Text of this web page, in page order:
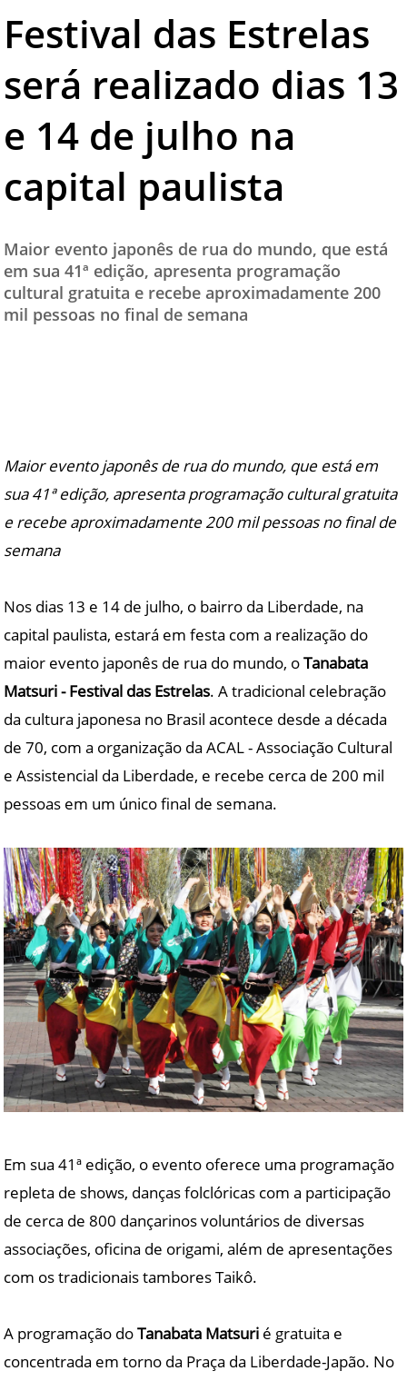
TESTADO E APROVADO
PARCEIROS
QUEM SOMOS - EQUIPE
CONTATO
Festival das Estrelas
será realizado dias 13
e 14 de julho na
capital paulista
Maior evento japonês de rua do mundo, que está
em sua 41ª edição, apresenta programação
cultural gratuita e recebe aproximadamente 200
mil pessoas no final de semana
Maior evento japonês de rua do mundo, que está em
sua 41ª edição, apresenta programação cultural gratuita
e recebe aproximadamente 200 mil pessoas no final de
semana
Nos dias 13 e 14 de julho, o bairro da Liberdade, na
capital paulista, estará em festa com a realização do
maior evento japonês de rua do mundo, oTanabata
Matsuri - Festival das Estrelas. A tradicional celebração
da cultura japonesa no Brasil acontece desde a década
de 70, com a organização da ACAL - Associação Cultural
e Assistencial da Liberdade, e recebe cerca de 200 mil
pessoas em um único final de semana.
Em sua 41ª edição, o evento oferece uma programação
repleta de shows, danças folclóricas com a participação
de cerca de 800 dançarinos voluntários de diversas
associações, oficina de origami, além de apresentações
com os tradicionais tambores Taikô.
A programação doTanabata Matsuri é gratuita e
concentrada em torno da Praça da Liberdade-Japão. No